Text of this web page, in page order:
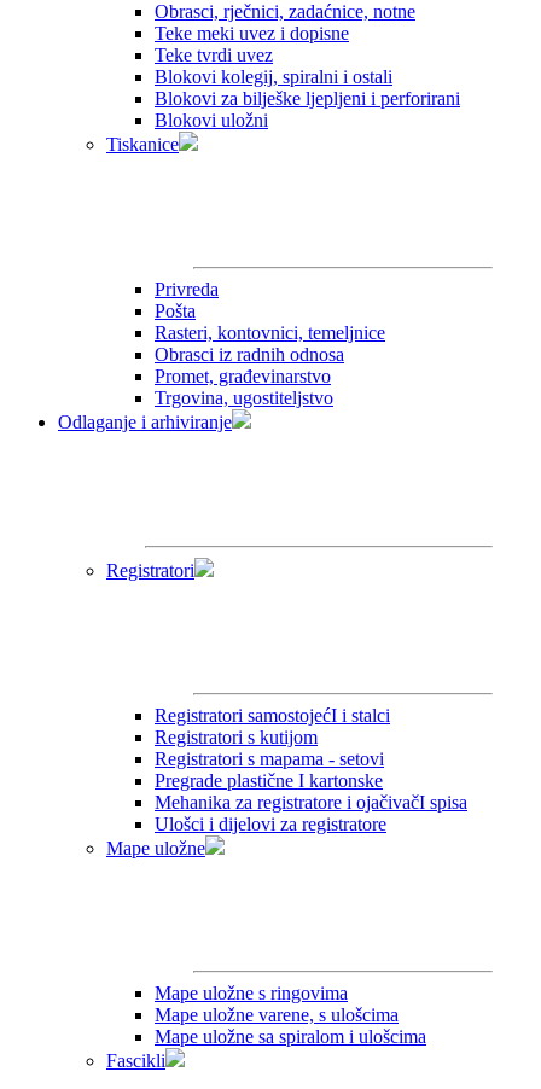
Obrasci, rječnici, zadaćnice, notne
Teke meki uvez i dopisne
Teke tvrdi uvez
Blokovi kolegij, spiralni i ostali
Blokovi za bilješke ljepljeni i perforirani
Blokovi uložni
Tiskanice
Privreda
Pošta
Rasteri, kontovnici, temeljnice
Obrasci iz radnih odnosa
Promet, građevinarstvo
Trgovina, ugostiteljstvo
Odlaganje i arhiviranje
Registratori
Registratori samostojećI i stalci
Registratori s kutijom
Registratori s mapama - setovi
Pregrade plastične I kartonske
Mehanika za registratore i ojačivačI spisa
Ulošci i dijelovi za registratore
Mape uložne
Mape uložne s ringovima
Mape uložne varene, s ulošcima
Mape uložne sa spiralom i ulošcima
Fascikli